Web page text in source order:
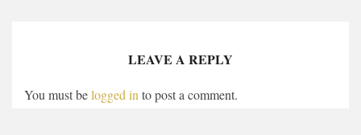
LEAVE A REPLY
You must belogged into post a comment.